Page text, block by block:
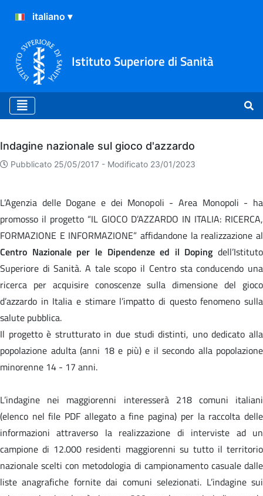
Istituto Superiore di Sanità
Archivio
Indagine nazionale sul gioco d'azzardo
Pubblicato 25/05/2017 - Modificato 23/01/2023
L’Agenzia delle Dogane e dei Monopoli - Area Monopoli - ha
promosso il progetto “IL GIOCO D’AZZARDO IN ITALIA: RICERCA,
FORMAZIONE E INFORMAZIONE” affidandone la realizzazione al
Centro Nazionale per le Dipendenze ed il Doping dell’Istituto
Superiore di Sanità. A tale scopo il Centro sta conducendo una
ricerca per acquisire conoscenze sulla dimensione del gioco
d’azzardo in Italia e stimare l’impatto di questo fenomeno sulla
salute pubblica.
Il progetto è strutturato in due studi distinti, uno dedicato alla
popolazione adulta (anni 18 e più) e il secondo alla popolazione
minorenne 14 - 17 anni.
L’indagine nei maggiorenni interesserà 218 comuni italiani
(elenco nel file PDF allegato a fine pagina) per la raccolta delle
informazioni attraverso la realizzazione di interviste ad un
campione di 12.000 residenti maggiorenni su tutto il territorio
nazionale scelti con metodologia di campionamento casuale dalle
liste anagrafiche fornite dai comuni selezionati. L’indagine sui